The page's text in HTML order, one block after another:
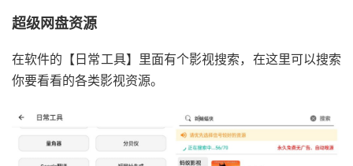
超级网盘资源
在软件的【日常工具】里面有个影视搜索，在这里可以搜索
你要看看的各类影视资源。